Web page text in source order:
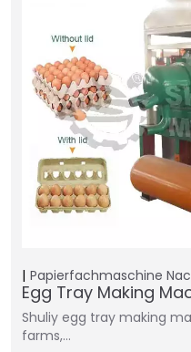
Papierfachmaschine
Egg Tray Making
Shuliy egg tray making
farms,…